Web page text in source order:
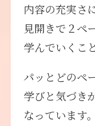
内容の充実さ
見開きで２ペ
学んでいくこ
パッとどのペ
学びと気づき
なっています。